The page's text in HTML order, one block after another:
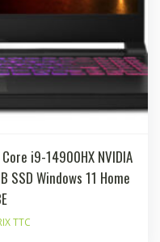
i9-14900HX NVIDIA
SSD Windows 11 Home
TTC